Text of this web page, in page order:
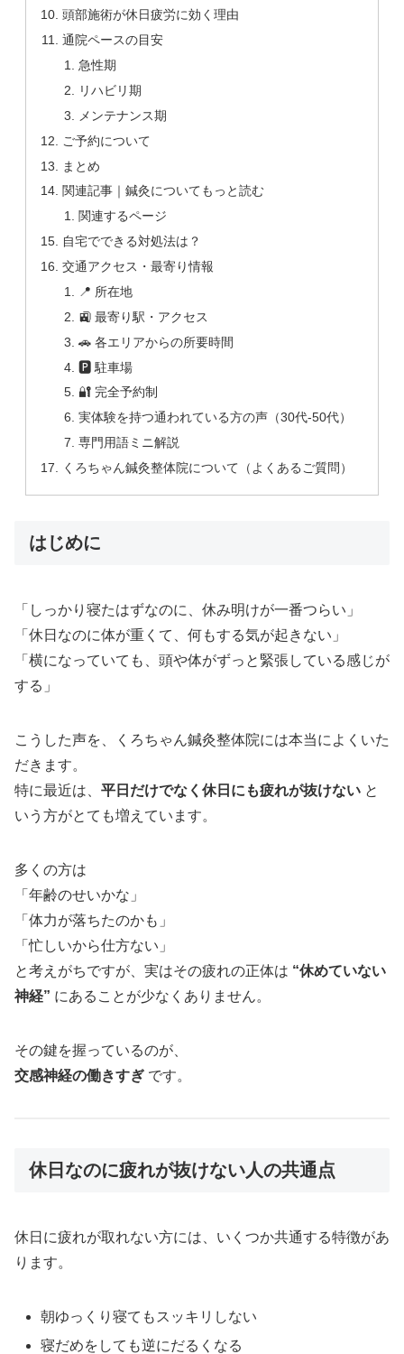
頭部施術が休日疲労に効く理由
通院ペースの目安
急性期
リハビリ期
メンテナンス期
ご予約について
まとめ
関連記事｜鍼灸についてもっと読む
関連するページ
自宅でできる対処法は？
交通アクセス・最寄り情報
📍 所在地
🚉 最寄り駅・アクセス
🚗 各エリアからの所要時間
🅿 駐車場
🔐 完全予約制
実体験を持つ通われている方の声（30代-50代）
専門用語ミニ解説
くろちゃん鍼灸整体院について（よくあるご質問）
はじめに
「しっかり寝たはずなのに、休み明けが一番つらい」
「休日なのに体が重くて、何もする気が起きない」
「横になっていても、頭や体がずっと緊張している感じが
する」
こうした声を、くろちゃん鍼灸整体院には本当によくいた
だきます。
特に最近は、 平日だけでなく休日にも疲れが抜けない と
いう方がとても増えています。
多くの方は
「年齢のせいかな」
「体力が落ちたのかも」
「忙しいから仕方ない」
と考えがちですが、実はその疲れの正体は “休めていない
神経” にあることが少なくありません。
その鍵を握っているのが、
交感神経の働きすぎ です。
休日なのに疲れが抜けない人の共通点
休日に疲れが取れない方には、いくつか共通する特徴があ
ります。
朝ゆっくり寝てもスッキリしない
寝だめをしても逆にだるくなる